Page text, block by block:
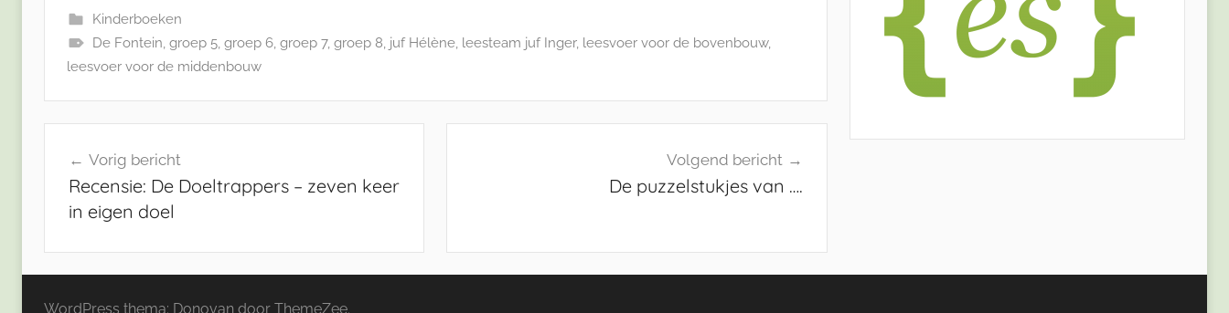
Kinderboeken
De Fontein, groep 5, groep 6, groep 7, groep 8, juf Hélène, leesteam juf Inger, leesvoer voor de bovenbouw,
leesvoer voor de middenbouw
navigatie
Vorig bericht
Recensie: De Doeltrappers – zeven keer
in eigen doel
Volgend bericht
De puzzelstukjes van ….
WordPress thema: Donovan door ThemeZee.